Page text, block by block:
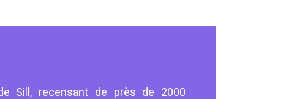
Sill, recensant de près de 2000